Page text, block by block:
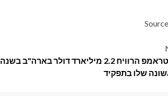
איך טראמפ הרוויח 2.2 מיליארד דולר בארה"ב בשנה
שלו בתפקיד